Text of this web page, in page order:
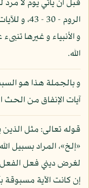
قبل أن يأتي يوم لا
الروم - 30
و الأنبياء و غيرها
الله.
و بالجملة هذا هو
آيات الإنفاق من الحث
قوله تعالى: مثل
«إلخ»، المراد بسبيل
لغرض ديني فعل الفعل
إن كانت الآية مسبوقة